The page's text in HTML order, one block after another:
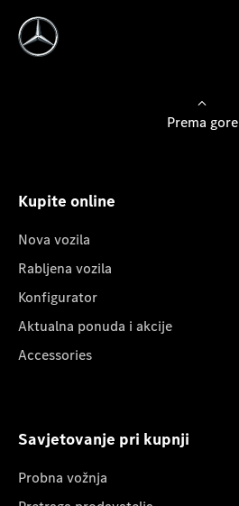
Prema gore
Kupite online
Nova vozila
Rabljena vozila
Konfigurator
Aktualna ponuda i akcije
Accessories
Savjetovanje pri kupnji
Probna vožnja